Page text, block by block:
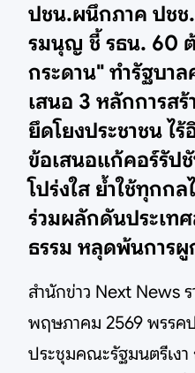
ปชน.ผนึกภาค ปชช
รมนุญ ชี้ รธน. 60
กระดาน" ทำรัฐบา
เสนอ 3 หลักการส
ยึดโยงประชาชน ไ
ข้อเสนอแก้คอร์รัป
โปร่งใส ย้ำใช้ทุกก
ร่วมผลักดันประเท
ธรรม หลุดพ้นการผู
สำนักข่าว Next News ร
พฤษภาคม 2569 พรรค
ประชุมคณะรัฐมนตรีเงา